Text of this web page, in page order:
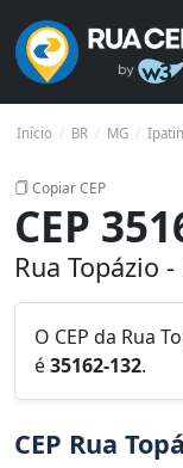
Início BR MG
Copiar CEP
CEP
Rua Topázio
O CEP da Rua
é35162-132.
CEP Rua